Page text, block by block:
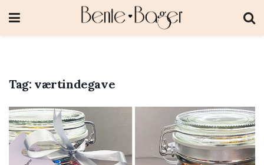
Tag: værtindegave